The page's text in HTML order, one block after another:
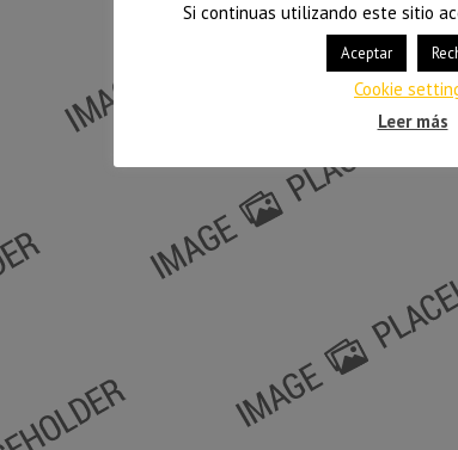
Si continuas utilizando este sitio
Aceptar
Cookie
Leer más